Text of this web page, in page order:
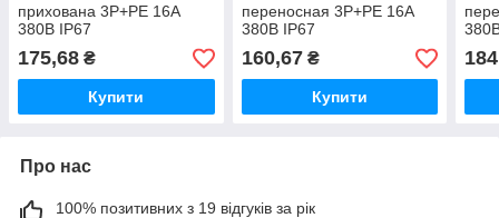
прихована 3Р+PЕ 16А
380В IP67
175,68 ₴
Купити
переносная 3Р+PЕ 16А
380В IP67
160,67₴
Купити
Про нас
100% позитивних з 19 відгуків за рік